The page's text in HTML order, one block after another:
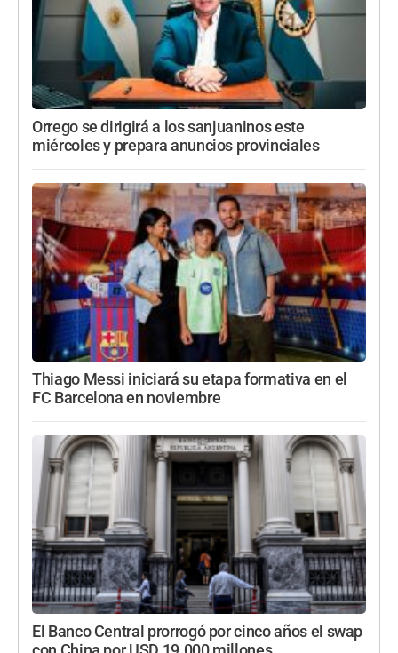
Orrego se dirigirá a los sanjuaninos este
miércoles y prepara anuncios provinciales
Thiago Messi iniciará su etapa formativa en el
FC Barcelona en noviembre
El Banco Central prorrogó por cinco años el swap